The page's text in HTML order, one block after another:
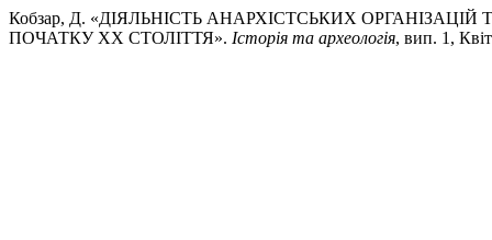
Кобзар, Д. «ДІЯЛЬНІСТЬ АНАРХІСТСЬКИХ
ПОЧАТКУ ХХ СТОЛІТТЯ». Історія та археологія, вип. 1,